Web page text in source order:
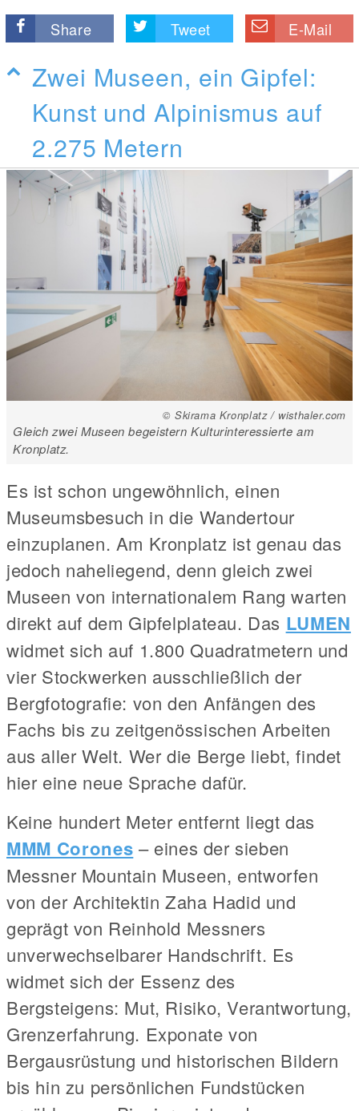
Share Tweet E-Mail
Zwei Museen, ein Gipfel:
Kunst und Alpinismus auf
2.275 Metern
© Skirama Kronplatz / wisthaler.com
Gleich zwei Museen begeistern Kulturinteressierte am
Kronplatz.
Es ist schon ungewöhnlich, einen
Museumsbesuch in die Wandertour
einzuplanen. Am Kronplatz ist genau das
jedoch naheliegend, denn gleich zwei
Museen von internationalem Rang warten
direkt auf dem Gipfelplateau. Das LUMEN
widmet sich auf 1.800 Quadratmetern und
vier Stockwerken ausschließlich der
Bergfotografie: von den Anfängen des
Fachs bis zu zeitgenössischen Arbeiten
aus aller Welt. Wer die Berge liebt, findet
hier eine neue Sprache dafür.
Keine hundert Meter entfernt liegt das
MMM Corones – eines der sieben
Messner Mountain Museen, entworfen
von der Architektin Zaha Hadid und
geprägt von Reinhold Messners
unverwechselbarer Handschrift. Es
widmet sich der Essenz des
Bergsteigens: Mut, Risiko, Verantwortung,
Grenzerfahrung. Exponate von
Bergausrüstung und historischen Bildern
bis hin zu persönlichen Fundstücken